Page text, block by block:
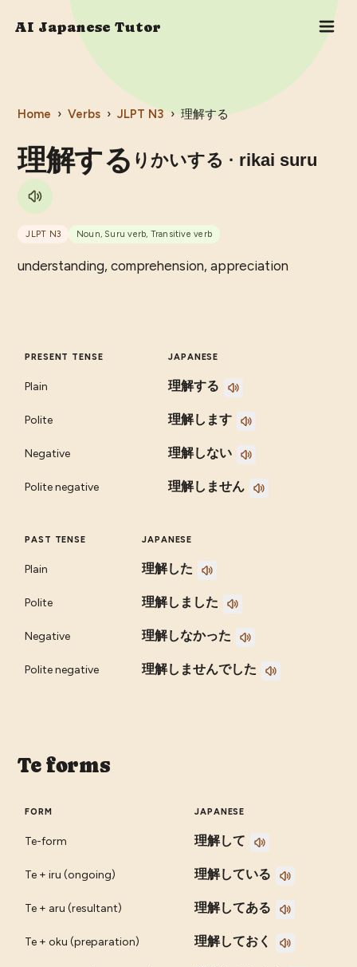
AI Japanese Tutor
Home › Verbs › JLPT N3 › 理解する
理解する りかいする · rikai suru
JLPT N3 Noun, Suru verb, Transitive verb
understanding, comprehension, appreciation
PRESENT TENSE JAPANESE
Plain 理解する
Polite 理解します
Negative 理解しない
Polite negative 理解しません
PAST TENSE JAPANESE
Plain 理解した
Polite 理解しました
Negative 理解しなかった
Polite negative 理解しませんでした
Te forms
FORM JAPANESE
Te-form 理解して
Te + iru (ongoing) 理解している
Te + aru (resultant) 理解してある
Te + oku (preparation) 理解しておく